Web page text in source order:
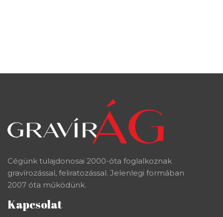
Cégünk tulajdonosai 2000-óta foglalkoznak
gravírozással, feliratozással. Jelenlegi formában
2007 óta működünk.
Kapcsolat